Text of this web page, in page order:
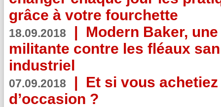
grâce à votre fourchette
18.09.2018 | Modern Baker,
militante contre les fléaux
industriel
07.09.2018 | Et si vous
d’occasion ?